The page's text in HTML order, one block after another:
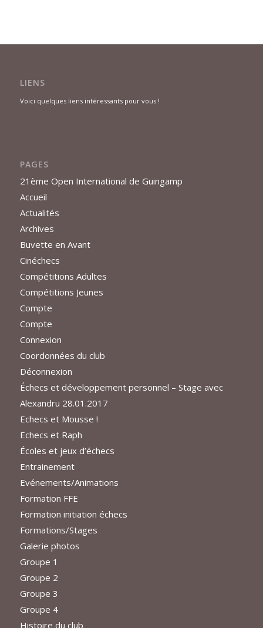
LIENS
Voici quelques liens intéressants pour vous !
PAGES
21ème Open International de Guingamp
Accueil
Actualités
Archives
Buvette en Avant
Cinéchecs
Compétitions Adultes
Compétitions Jeunes
Compte
Compte
Connexion
Coordonnées du club
Déconnexion
Échecs et développement personnel – Stage avec
Alexandru 28.01.2017
Echecs et Mousse !
Echecs et Raph
Écoles et jeux d’échecs
Entrainement
Evénements/Animations
Formation FFE
Formation initiation échecs
Formations/Stages
Galerie photos
Groupe 1
Groupe 2
Groupe 3
Groupe 4
Histoire du club